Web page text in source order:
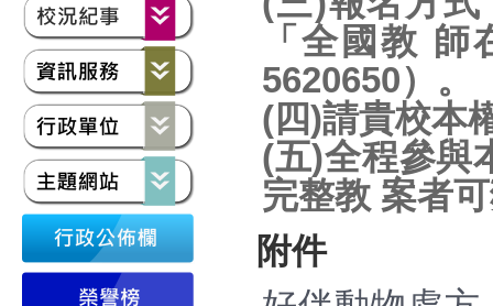
「全國教
5620650）。
(四)請貴校本
(五)全程參與
完整教 案者
附件